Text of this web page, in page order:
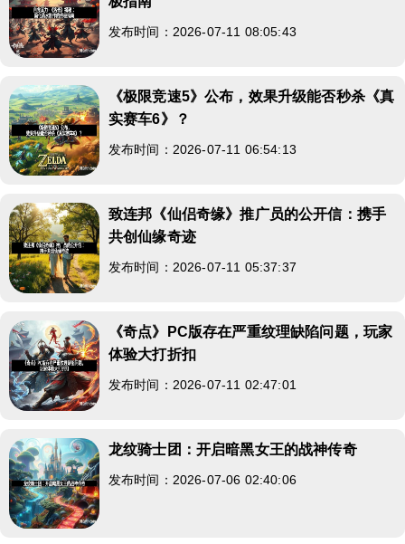
发布时间：2026-07-11 08:05:43
《极限竞速5》公布，效果升级能否秒杀《真
实赛车6》？
发布时间：2026-07-11 06:54:13
致连邦《仙侣奇缘》推广员的公开信：携手
共创仙缘奇迹
发布时间：2026-07-11 05:37:37
《奇点》PC版存在严重纹理缺陷问题，玩家
体验大打折扣
发布时间：2026-07-11 02:47:01
龙纹骑士团：开启暗黑女王的战神传奇
发布时间：2026-07-06 02:40:06